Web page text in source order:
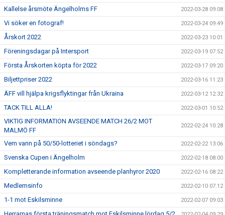
Kallelse årsmöte Ängelholms FF 2022-03-28 09:08
Vi söker en fotograf! 2022-03-24 09:49
Årskort 2022 2022-03-23 10:01
Föreningsdagar på Intersport 2022-03-19 07:52
Första Årskorten köpta för 2022 2022-03-17 09:20
Biljettpriser 2022 2022-03-16 11:23
ÄFF vill hjälpa krigsflyktingar från Ukraina 2022-03-12 12:32
TACK TILL ALLA! 2022-03-01 10:52
VIKTIG INFORMATION AVSEENDE MATCH 26/2 MOT
MALMÖ FF
2022-02-24 10:28
Vem vann på 50/50-lotteriet i söndags? 2022-02-22 13:06
Svenska Cupen i Ängelholm 2022-02-18 08:00
Kompletterande information avseende planhyror 2020 2022-02-16 08:22
Medlemsinfo 2022-02-10 07:12
1-1 mot Eskilsminne 2022-02-07 09:03